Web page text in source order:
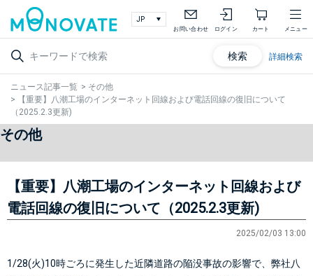
お問い合わせ ログイン カート メニュー
検索 詳細検索
ニュース記事一覧 > その他
>
【重要】八潮工場のインターネット回線および電話回線の復旧について
（2025.2.3更新)
その他
【重要】八潮工場のインターネット回線および
電話回線の復旧について（2025.2.3更新)
2025/02/03 13:00
1/28(火)10時ごろに発生した近隣道路の陥没事故の影響で、弊社八